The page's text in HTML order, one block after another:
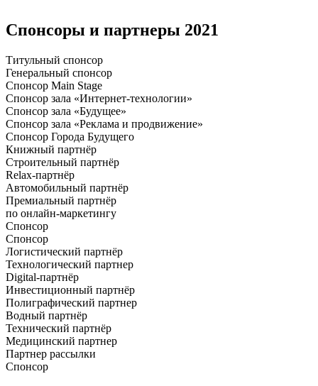
Спонсоры и партнеры 2021
Титульный спонсор
Генеральный спонсор
Спонсор Main Stage
Спонсор зала «Интернет-технологии»
Спонсор зала «Будущее»
Спонсор зала «Реклама и продвижение»
Спонсор Города Будущего
Книжный партнёр
Строительный партнёр
Relax-партнёр
Автомобильный партнёр
Премиальный партнёр
по онлайн-маркетингу
Спонсор
Спонсор
Логистический партнёр
Технологический партнер
Digital-партнёр
Инвестиционный партнёр
Полиграфический партнер
Водный партнёр
Технический партнёр
Медицинский партнер
Партнер рассылки
Cпонсор